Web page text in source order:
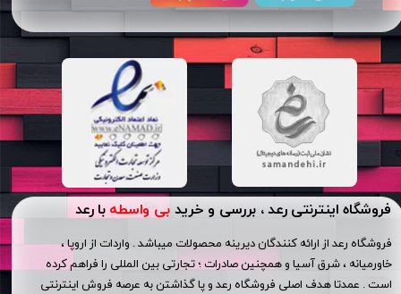
فروشگاه اینترنتی رعد ، بررسی و خرید بی واسطه با رعد
فروشگاه رعد از ارائه کنندگان دیرینه محصولات میباشد . واردات از اروپا ،
خاورمیانه ، شرق آسیا و همچنین صادرات ؛ تجارتی بین المللی را فراهم کرده
است . عمدتا هدف اصلی فروشگاه رعد و پا گذاشتن به عرصه فروش اینترنتی